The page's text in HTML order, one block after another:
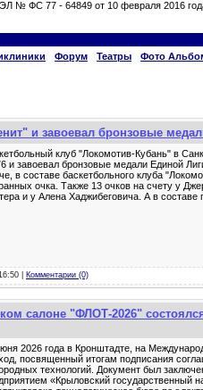
№ ФС 77 - 64849 от 10 февраля 2016
Форум Театры Фото
и завоевал бронзовые
клуб "Локомотив-Кубань" в
и завоевал бронзовые медали Единой
в составе баскетбольного клуба
очка. Также 13 очков на счету у
и у Алена Хаджибеговича. А в составе
| Комментарии (0)
салоне "ФЛОТ-2026"
2026 года в Кронштадте, на
посвященный итогам подписания
технологий. Документ был
«Крыловский государственный